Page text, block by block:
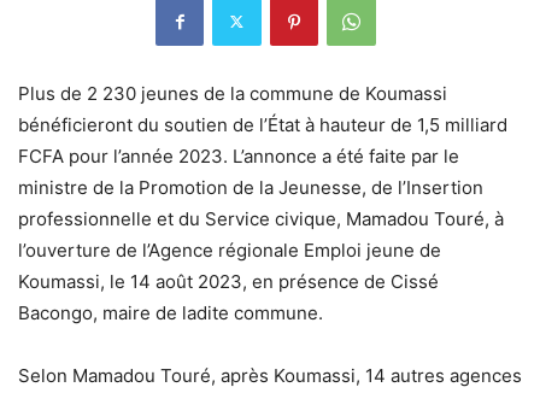
Plus de 2 230 jeunes de la commune de Koumassi
bénéficieront du soutien de l’État à hauteur de 1,5 milliard
FCFA pour l’année 2023. L’annonce a été faite par le
ministre de la Promotion de la Jeunesse, de l’Insertion
professionnelle et du Service civique, Mamadou Touré, à
l’ouverture de l’Agence régionale Emploi jeune de
Koumassi, le 14 août 2023, en présence de Cissé
Bacongo, maire de ladite commune.
Selon Mamadou Touré, après Koumassi, 14 autres agences